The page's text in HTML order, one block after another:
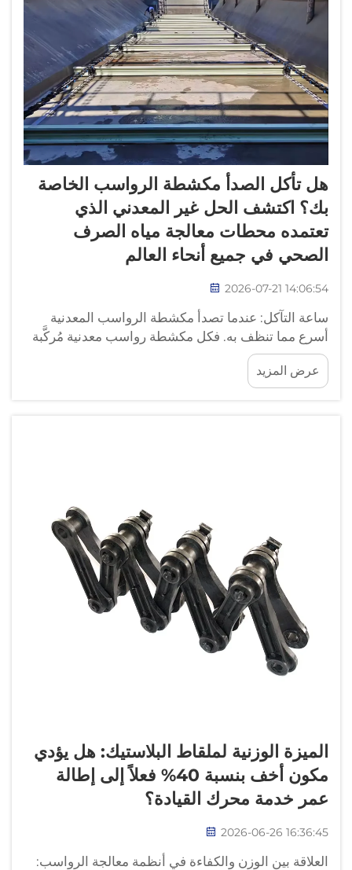
هل تأكل الصدأ مكشطة الرواسب الخاصة
بك؟ اكتشف الحل غير المعدني الذي
تعتمده محطات معالجة مياه الصرف
الصحي في جميع أنحاء العالم
2026-07-21 14:06:54
ساعة التآكل: عندما تصدأ مكشطة الرواسب المعدنية
أسرع مما تنظف به. فكل مكشطة رواسب معدنية مُركَّبة
في محطة معالجة مياه الصرف الصحي تحمل تاريخ انتهاء
صلاحيةٍ غير مرئي. ويبدأ العد التنازلي منذ اللحظة التي
ترتفع فيها تركيزات كبريتيد الهيدروجين في...
عرض المزيد
الميزة الوزنية لملقاط البلاستيك: هل يؤدي
مكون أخف بنسبة 40% فعلاً إلى إطالة
عمر خدمة محرك القيادة؟
2026-06-26 16:36:45
العلاقة بين الوزن والكفاءة في أنظمة معالجة الرواسب: